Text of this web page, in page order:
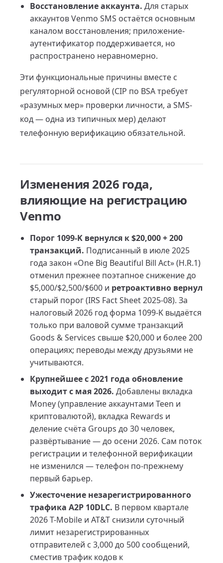
Восстановление аккаунта. Для старых
аккаунтов Venmo SMS остаётся основным
каналом восстановления; приложение-
аутентификатор поддерживается, но
распространено неравномерно.
Эти функциональные причины вместе с
регуляторной основой (CIP по BSA требует
«разумных мер» проверки личности, а SMS-
код — одна из типичных мер) делают
телефонную верификацию обязательной.
Изменения 2026 года,
влияющие на регистрацию
Venmo
Порог 1099-K вернулся к $20,000 + 200
транзакций. Подписанный в июле 2025
года закон «One Big Beautiful Bill Act» (H.R.1)
отменил прежнее поэтапное снижение до
$5,000/$2,500/$600 и ретроактивно вернул
старый порог (IRS Fact Sheet 2025-08). За
налоговый 2026 год форма 1099-K выдаётся
только при валовой сумме транзакций
Goods & Services свыше $20,000 и более 200
операциях; переводы между друзьями не
учитываются.
Крупнейшее с 2021 года обновление
выходит с мая 2026. Добавлены вкладка
Money (управление аккаунтами Teen и
криптовалютой), вкладка Rewards и
деление счёта Groups до 30 человек,
развёртывание — до осени 2026. Сам поток
регистрации и телефонной верификации
не изменился — телефон по-прежнему
первый барьер.
Ужесточение незарегистрированного
трафика A2P 10DLC. В первом квартале
2026 T-Mobile и AT&T снизили суточный
лимит незарегистрированных
отправителей с 3,000 до 500 сообщений,
сместив трафик кодов к